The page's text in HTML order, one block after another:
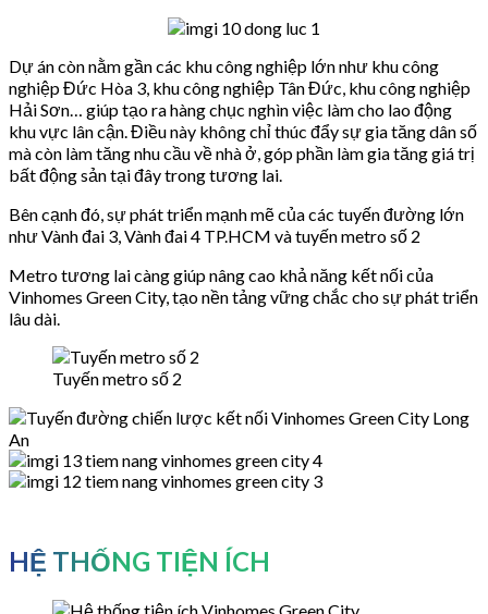
Dự án còn nằm gần các khu công nghiệp lớn như khu công
nghiệp Đức Hòa 3, khu công nghiệp Tân Đức, khu công nghiệp
Hải Sơn… giúp tạo ra hàng chục nghìn việc làm cho lao động
khu vực lân cận. Điều này không chỉ thúc đẩy sự gia tăng dân số
mà còn làm tăng nhu cầu về nhà ở, góp phần làm gia tăng giá trị
bất động sản tại đây trong tương lai.
Bên cạnh đó, sự phát triển mạnh mẽ của các tuyến đường lớn
như Vành đai 3, Vành đai 4 TP.HCM và tuyến metro số 2
Metro tương lai càng giúp nâng cao khả năng kết nối của
Vinhomes Green City, tạo nền tảng vững chắc cho sự phát triển
lâu dài.
Tuyến metro số 2
HỆ THỐNG TIỆN ÍCH